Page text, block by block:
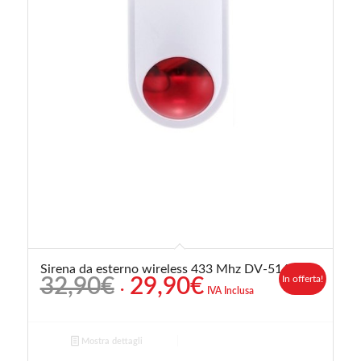
Sirena da esterno wireless 433 Mhz DV-516
32,90€ Il
prezzo
era:
29,90€IlIVA Inclusa
In offerta!
Mostra dettagli